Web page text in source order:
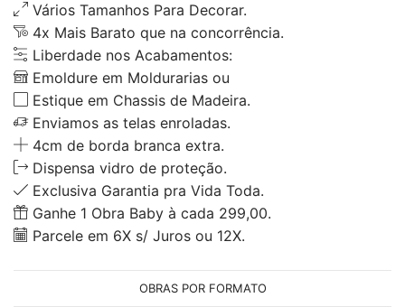
Vários Tamanhos Para Decorar.
4x Mais Barato que na concorrência.
Liberdade nos Acabamentos:
Emoldure em Moldurarias ou
Estique em Chassis de Madeira.
Enviamos as telas enroladas.
4cm de borda branca extra.
Dispensa vidro de proteção.
Exclusiva Garantia pra Vida Toda.
Ganhe 1 Obra Baby à cada 299,00.
Parcele em 6X s/ Juros ou 12X.
OBRAS POR FORMATO